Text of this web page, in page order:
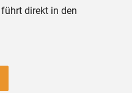
direkt in den